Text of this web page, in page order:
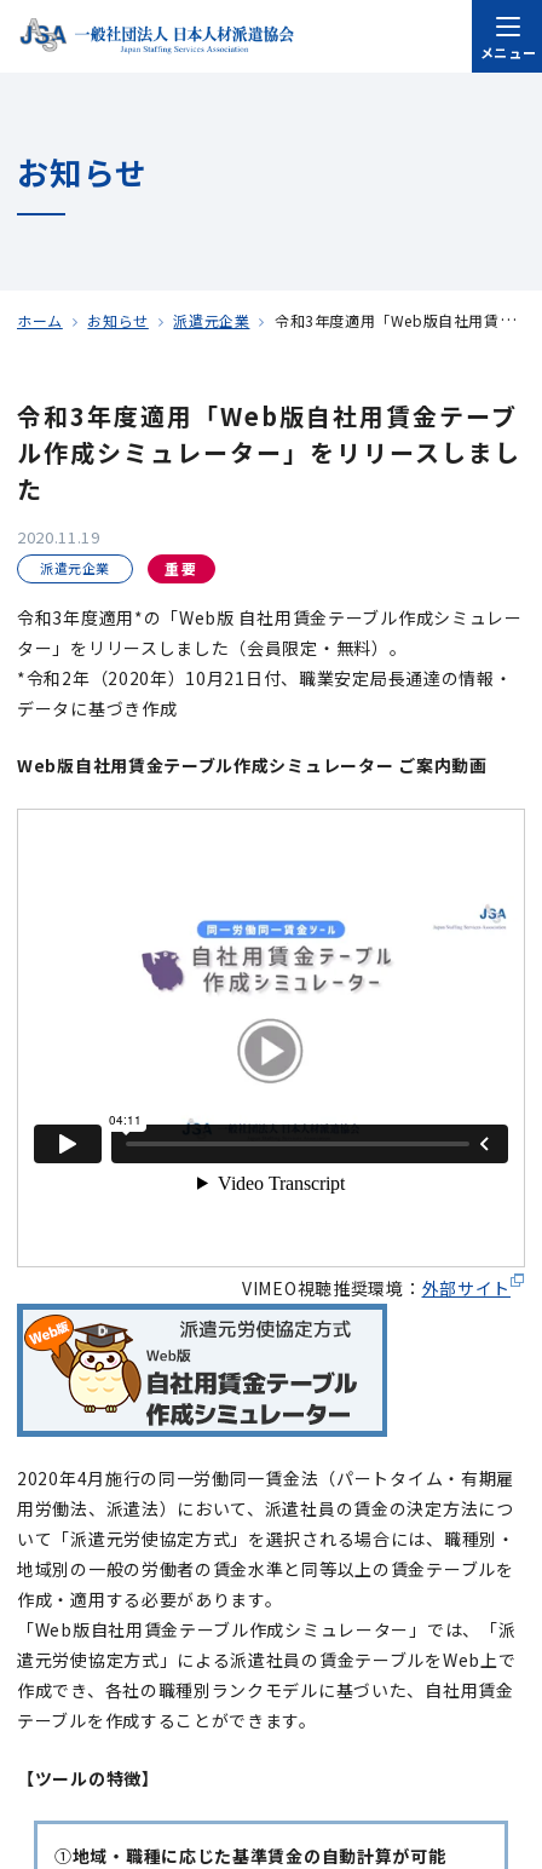
メニュー
お知らせ
ホーム お知らせ 派遣元企業 令和3年度適用「Web版自社用賃金テーブル作成シミュレーター」をリリースしました
令和3年度適用「Web版自社用賃金テーブ
ル作成シミュレーター」をリリースしまし
た
2020.11.19
派遣元企業 重要
令和3年度適用*の「Web版 自社用賃金テーブル作成シミュレー
ター」をリリースしました（会員限定・無料）。
*令和2年（2020年）10月21日付、職業安定局長通達の情報・
データに基づき作成
Web版自社用賃金テーブル作成シミュレーター ご案内動画
VIMEO視聴推奨環境： 外部サイト
2020年4月施行の同一労働同一賃金法（パートタイム・有期雇
用労働法、派遣法）において、派遣社員の賃金の決定方法につ
いて「派遣元労使協定方式」を選択される場合には、職種別・
地域別の一般の労働者の賃金水準と同等以上の賃金テーブルを
作成・適用する必要があります。
「Web版自社用賃金テーブル作成シミュレーター」では、「派
遣元労使協定方式」による派遣社員の賃金テーブルをWeb上で
作成でき、各社の職種別ランクモデルに基づいた、自社用賃金
テーブルを作成することができます。
【ツールの特徴】
①地域・職種に応じた基準賃金の自動計算が可能